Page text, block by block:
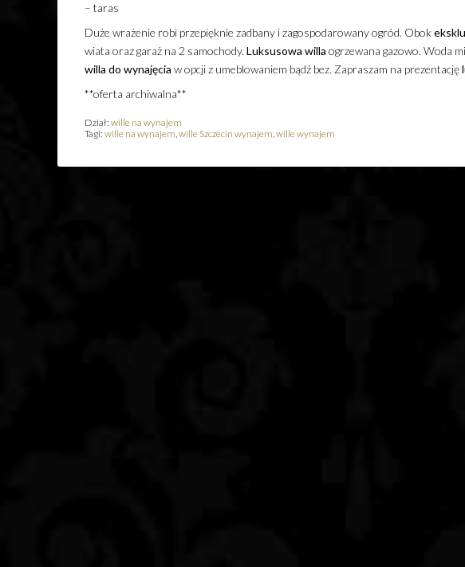
– taras
Duże wrażenie robi przepięknie zadbany i zagospodarowany ogród. Obok
wiata oraz garaż na 2 samochody. Luksusowa willa ogrzewana gazowo. Woda
willa do wynajęcia w opcji z umeblowaniem bądź bez. Zapraszam na prezentację
**oferta archiwalna**
Dział: wille na wynajem
Tagi: wille na wynajem,wille Szczecin wynajem,wille wynajem